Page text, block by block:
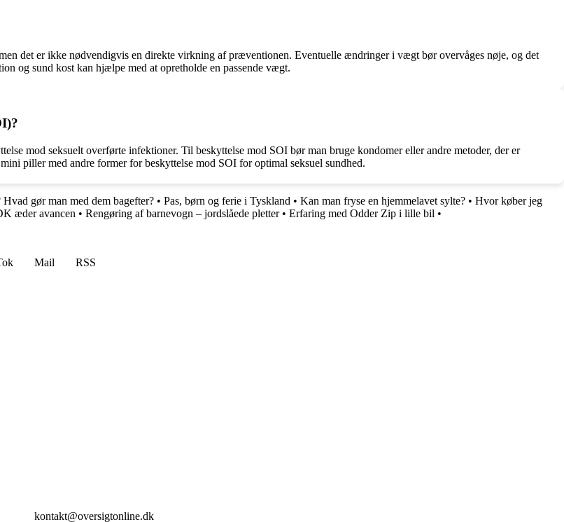
det er ikke nødvendigvis en direkte virkning af præventionen. Eventuelle ændringer i vægt bør overvåges nøje, og det
og sund kost kan hjælpe med at opretholde en passende vægt.
mod seksuelt overførte infektioner. Til beskyttelse mod SOI bør man bruge kondomer eller andre metoder, der er
piller med andre former for beskyttelse mod SOI for optimal seksuel sundhed.
gør man med dem bagefter? • Pas, børn og ferie i Tyskland • Kan man fryse en hjemmelavet sylte? • Hvor køber jeg
æder avancen • Rengøring af barnevogn – jordslåede pletter• Erfaring med Odder Zip i lille bil •
Mail
RSS
kontakt@oversigtonline.dk